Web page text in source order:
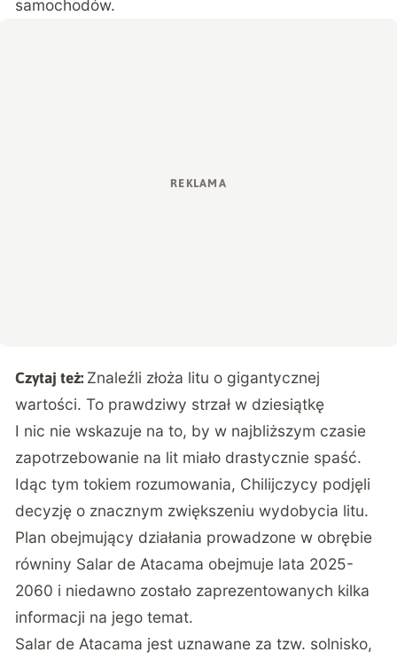
samochodów.
Czytaj też: Znaleźli złoża litu o gigantycznej
wartości. To prawdziwy strzał w dziesiątkę
I nic nie wskazuje na to, by w najbliższym czasie
zapotrzebowanie na lit miało drastycznie spaść.
Idąc tym tokiem rozumowania, Chilijczycy podjęli
decyzję o znacznym zwiększeniu wydobycia litu.
Plan obejmujący działania prowadzone w obrębie
równiny Salar de Atacama obejmuje lata 2025-
2060 i niedawno zostało zaprezentowanych kilka
informacji na jego temat.
Salar de Atacama jest uznawane za tzw. solnisko,